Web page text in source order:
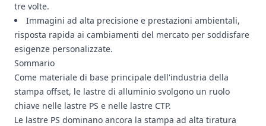
tre volte.
Immagini ad alta precisione e prestazioni ambientali,
risposta rapida ai cambiamenti del mercato per soddisfare
esigenze personalizzate.
Sommario
Come materiale di base principale dell'industria della
stampa offset, le lastre di alluminio svolgono un ruolo
chiave nelle lastre PS e nelle lastre CTP.
Le lastre PS dominano ancora la stampa ad alta tiratura